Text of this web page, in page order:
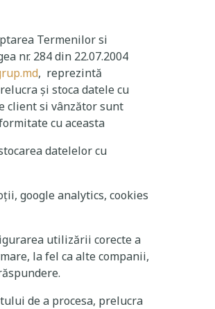
Termenilor si
nr. 284 din 22.07.2004
, reprezintă
și stoca datele cu
client si vânzător sunt
cu aceasta
datelelor cu
google analytics, cookies
utilizării corecte a
la fel ca alte companii,
de a procesa, prelucra